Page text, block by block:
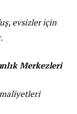
evsizler için
Merkezleri